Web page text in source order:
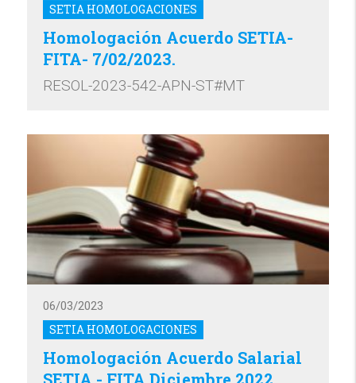
SETIA HOMOLOGACIONES
Homologación Acuerdo SETIA-
FITA- 7/02/2023.
RESOL-2023-542-APN-ST#MT
SETIA HOMOLOGACIONES
06/03/2023
Homologación Acuerdo Salarial